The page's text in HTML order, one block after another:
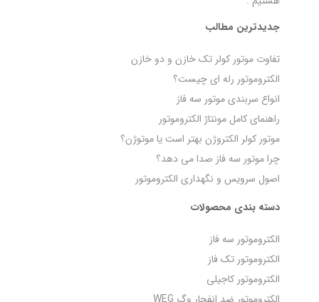
جدیدترین مطالب
تفاوت موتور کولر تک خازن و دو خازن
الکتروموتور رله‌ ای چیست؟
انواع سربندی موتور سه فاز
راهنمای کامل مونتاژ الکتروموتور
موتور کولر الکتروژن بهتر است یا موتوژن؟
چرا موتور سه فاز صدا می‌ دهد؟
اصول سرویس و نگهداری الکتروموتور
دسته بندی محصولات
الکتروموتور سه فاز
الکتروموتور تک فاز
الکتروموتور کاجیلی